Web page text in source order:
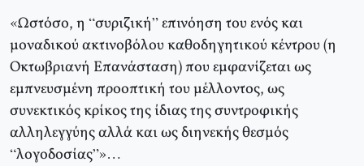
«Ωστόσο, η “συριζική” επινόηση του ενός και
μοναδικού ακτινοβόλου καθοδηγητικού κέντρου (η
Οκτωβριανή Επανάσταση) που εμφανίζεται ως
εμπνευσμένη προοπτική του μέλλοντος, ως
συνεκτικός κρίκος της ίδιας της συντροφικής
αλληλεγγύης αλλά και ως διηνεκής θεσμός
“λογοδοσίας”»…